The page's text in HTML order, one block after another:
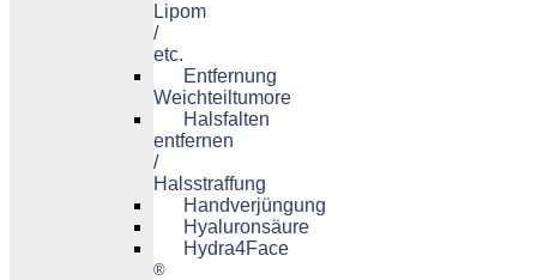
Lipom
/
etc.
Entfernung
Weichteiltumore
Halsfalten
entfernen
/
Halsstraffung
Handverjüngung
Hyaluronsäure
Hydra4Face
®